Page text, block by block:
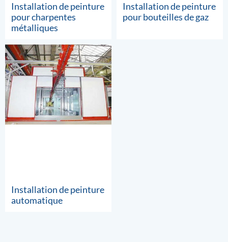
Installation de peinture
pour charpentes
métalliques
Installation de peinture
pour bouteilles de gaz
Installation de peinture
automatique